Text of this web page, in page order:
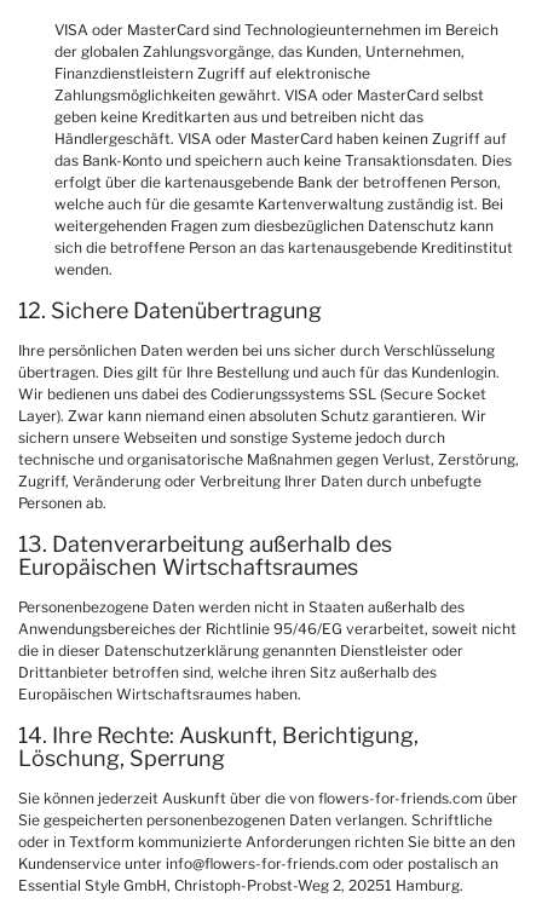
VISA oder MasterCard sind Technologieunternehmen im Bereich
der globalen Zahlungsvorgänge, das Kunden, Unternehmen,
Finanzdienstleistern Zugriff auf elektronische
Zahlungsmöglichkeiten gewährt. VISA oder MasterCard selbst
geben keine Kreditkarten aus und betreiben nicht das
Händlergeschäft. VISA oder MasterCard haben keinen Zugriff auf
das Bank-Konto und speichern auch keine Transaktionsdaten. Dies
erfolgt über die kartenausgebende Bank der betroffenen Person,
welche auch für die gesamte Kartenverwaltung zuständig ist. Bei
weitergehenden Fragen zum diesbezüglichen Datenschutz kann
sich die betroffene Person an das kartenausgebende Kreditinstitut
wenden.
12. Sichere Datenübertragung
Ihre persönlichen Daten werden bei uns sicher durch Verschlüsselung
übertragen. Dies gilt für Ihre Bestellung und auch für das Kundenlogin.
Wir bedienen uns dabei des Codierungssystems SSL (Secure Socket
Layer). Zwar kann niemand einen absoluten Schutz garantieren. Wir
sichern unsere Webseiten und sonstige Systeme jedoch durch
technische und organisatorische Maßnahmen gegen Verlust, Zerstörung,
Zugriff, Veränderung oder Verbreitung Ihrer Daten durch unbefugte
Personen ab.
13. Datenverarbeitung außerhalb des
Europäischen Wirtschaftsraumes
Personenbezogene Daten werden nicht in Staaten außerhalb des
Anwendungsbereiches der Richtlinie 95/46/EG verarbeitet, soweit nicht
die in dieser Datenschutzerklärung genannten Dienstleister oder
Drittanbieter betroffen sind, welche ihren Sitz außerhalb des
Europäischen Wirtschaftsraumes haben.
14. Ihre Rechte: Auskunft, Berichtigung,
Löschung, Sperrung
Sie können jederzeit Auskunft über die von flowers-for-friends.com über
Sie gespeicherten personenbezogenen Daten verlangen. Schriftliche
oder in Textform kommunizierte Anforderungen richten Sie bitte an den
Kundenservice unter info@flowers-for-friends.com oder postalisch an
Essential Style GmbH, Christoph-Probst-Weg 2, 20251 Hamburg.